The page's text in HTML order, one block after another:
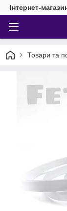
Інтернет-
Товари та